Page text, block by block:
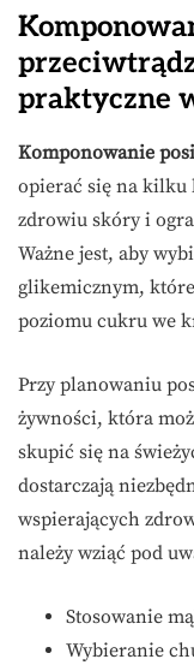
praktyczne
Komponowanie
opierać się na kilku
zdrowiu skóry i
Ważne jest, aby
glikemicznym,
poziomu cukru we
Przy planowaniu
żywności, która
skupić się na
dostarczają
wspierających
należy wziąć pod
Stosowanie
Wybieranie